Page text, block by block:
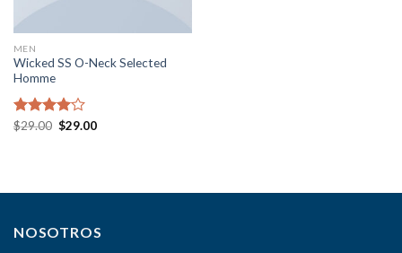
MEN
Wicked SS O-Neck Selected
Homme
Valorado
$29.00 $29.00
NOSOTROS